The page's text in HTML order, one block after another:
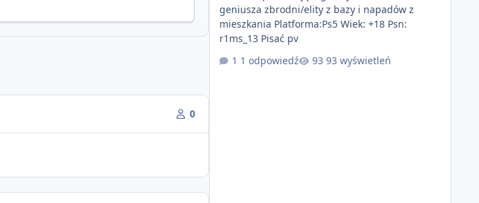
0
geniusza zbrodni/elity z bazy i napadów z
mieszkania Platforma:Ps5 Wiek: +18 Psn:
r1ms_13 Pisać pv
1 odpowiedź
93 wyświetleń